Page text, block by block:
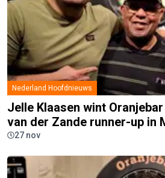
Nederland Hoofdnieuws
Jelle Klaasen wint
van der Zande runner-up in
27 nov